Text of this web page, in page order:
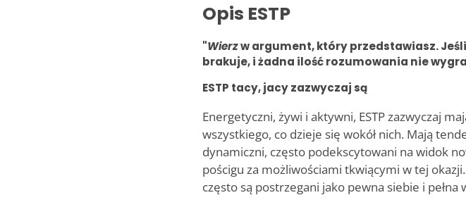
Opis ESTP
"Wierzw argument, który przedstawiasz.
brakuje, i żadna ilość rozumowania nie
ESTP tacy, jacy zazwyczaj są
Energetyczni, żywi i aktywni, ESTP zazwyczaj
wszystkiego, co dzieje się wokół nich. Mają
dynamiczni, często podekscytowani na widok
pościgu za możliwościami tkwiącymi w tej
często są postrzegani jako pewna siebie i